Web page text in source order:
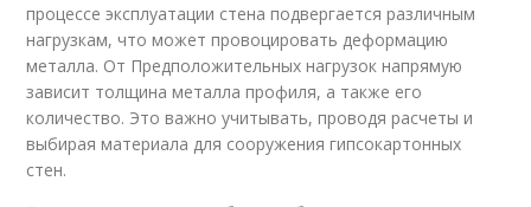
процессе эксплуатации стена подвергается различным
нагрузкам, что может провоцировать деформацию
металла. От Предположительных нагрузок напрямую
зависит толщина металла профиля, а также его
количество. Это важно учитывать, проводя расчеты и
выбирая материала для сооружения гипсокартонных
стен.